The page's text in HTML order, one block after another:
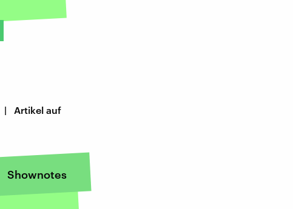
| Artikel auf
Shownotes